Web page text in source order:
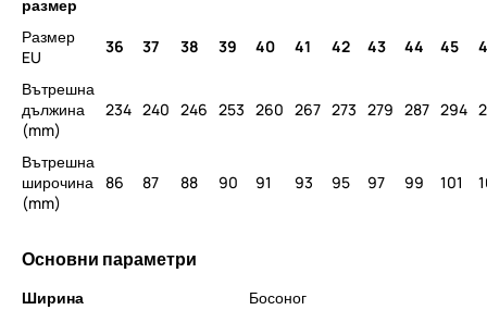
размер
Размер
EU
36 37 38 39 40 41 42 43 44 45
Вътрешна
дължина
(mm)
234 240 246 253 260 267 273 279 287 294
Вътрешна
широчина
(mm)
86 87 88 90 91 93 95 97 99 101
Основни параметри
Ширина
Босоног